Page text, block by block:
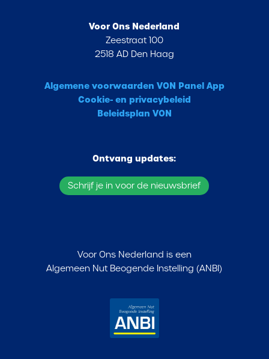
Voor Ons Nederland
Zeestraat 100
2518 AD Den Haag
Algemene voorwaarden VON Panel App
Cookie- en privacybeleid
Beleidsplan VON
Ontvang updates:
Schrijf je in voor de nieuwsbrief
Voor Ons Nederland is een
Algemeen Nut Beogende Instelling (ANBI)